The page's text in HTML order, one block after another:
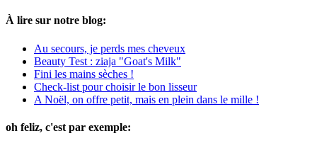
À lire sur notre blog:
Au secours, je perds mes cheveux
Beauty Test : ziaja "Goat's Milk"
Fini les mains sèches !
Check-list pour choisir le bon lisseur
A Noël, on offre petit, mais en plein dans le mille !
oh feliz, c'est par exemple: